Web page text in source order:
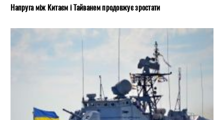
Напруга між Китаєм і Тайванем продовжує зростати